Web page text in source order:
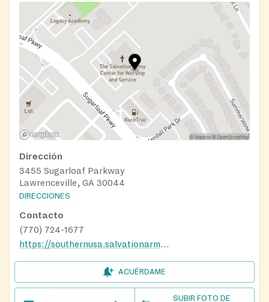
Dirección
3455 Sugarloaf Parkway
Lawrenceville, GA 30044
DIRECCIONES
Contacto
(770) 724-1677
https://southernusa.salvationarmy.org/gwinnett/hunger-relief
ACUÉRDAME
SUBIR FOTO DE